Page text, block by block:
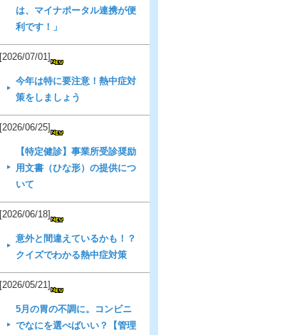
は、マイナポータル連携が便
利です！」
[2026/07/01]
今年は特に要注意！熱中症対
策をしましょう
[2026/06/25]
【特定健診】事業所受診奨励
用文書（ひな形）の提供につ
いて
[2026/06/18]
意外と間違えているかも！？
クイズでわかる熱中症対策
[2026/05/21]
5月の胃の不調に。コンビニ
でなにを選べばいい？【管理